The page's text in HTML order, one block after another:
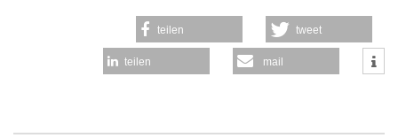
teilen tweet
teilen mail